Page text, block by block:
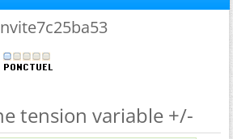
tension variable +/-